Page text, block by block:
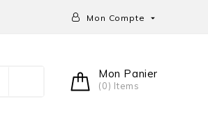
Mon Compte 
Mon Panier
(0) Items